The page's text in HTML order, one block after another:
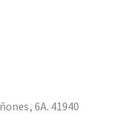
6A. 41940